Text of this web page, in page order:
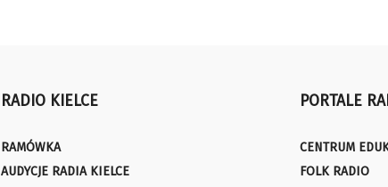
RADIO KIELCE
RAMÓWKA
AUDYCJE RADIA KIELCE
PORTALE
CENTRUM
FOLK RADIO